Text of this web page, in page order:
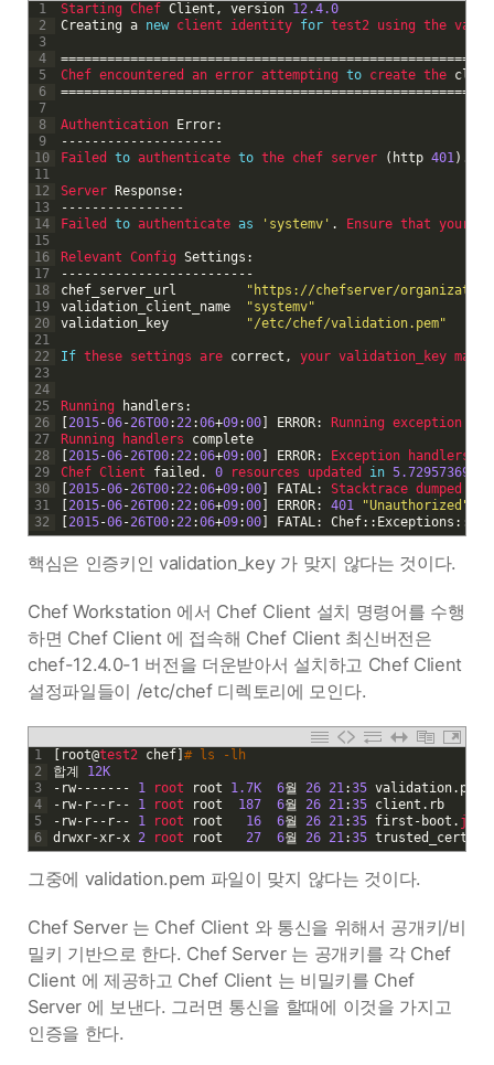
1
2
3
4
5
6
7
8
9
10
11
12
13
14
15
16
17
18
19
20
21
22
23
24
25
26
27
28
29
30
31
32
Starting Chef Client , version 12.4.0
Creating a new client identity for test2 using the
======================================================
Chef encountered an error attempting to create the
======================================================
Authentication Error:
-- -- -- -- -- -- -- -- -- -- -
Failed to authenticate to the chef server ( http 401) .
Server Response:
-- -- -- -- -- -- -- --
Failed to authenticate as 'systemv' . Ensure that your
Relevant Config Settings :
-- -- -- -- -- -- -- -- -- -- -- -- -
chef_server url
"https://chefserver/
validation_client
name
"systemv"
validation
key "/etc/chef/validation.pem"
If these settings are correct , your validation_key may
Running handlers :
2015-06-26T00:22:06+09:00 ERROR: Running exception
Running
handlers complete
2015-06-26T00:22:06+09:00 ERROR: Exception handlers
Chef Client failed . 0 resources updated in 5.729573691
2015-06-26T00:22:06+09:00 FATAL: Stacktrace dumped
2015-06-26T00:22:06+09:00 ERROR: 401
"Unauthorized"
2015-06-26T00:22:06+09:00 FATAL: Chef:: Exceptions ::
핵심은 인증키인 validation_key 가 맞지 않다는 것이다.
Chef Workstation 에서 Chef Client 설치 명령어를 수행
하면 Chef Client 에 접속해 Chef Client 최신버전은
chef-12.4.0-1 버전을 더운받아서 설치하고 Chef Client
설정파일들이 /etc/chef 디렉토리에 모인다.
1
2
3
4
5
6
root@test2 chef # ls -lh
합계
12K
- rw-- -- -- - 1 root root 1.7K 6월 26 21:35 validation. pem
- rw- r-- r-- 1 root root 187 6월 26 21:35 client . rb
- rw- r-- r-- 1 root root 16 6월 26 21:35 first - boot . json
drwxr-xr-x 2 root root 27 6월 26 21:35 trusted_certs
그중에 validation.pem 파일이 맞지 않다는 것이다.
Chef Server 는 Chef Client 와 통신을 위해서 공개키/비
밀키 기반으로 한다. Chef Server 는 공개키를 각 Chef
Client 에 제공하고 Chef Client 는 비밀키를 Chef
Server 에 보낸다. 그러면 통신을 할때에 이것을 가지고
인증을 한다.